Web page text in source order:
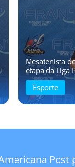
Mesatenista
etapa da Liga
Esporte
Post